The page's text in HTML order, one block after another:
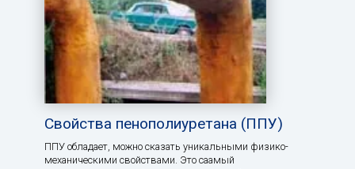
Свойства пенополиуретана (ППУ)
ППУ обладает, можно сказать уникальными физико-
механическими свойствами. Это саамый